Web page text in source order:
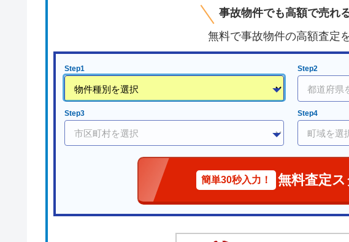
事故物件でも高額で売れ
無料で事故物件の高額査定
Step1 Step2
Step3 Step4
簡単30秒入力！ 無料査定ス